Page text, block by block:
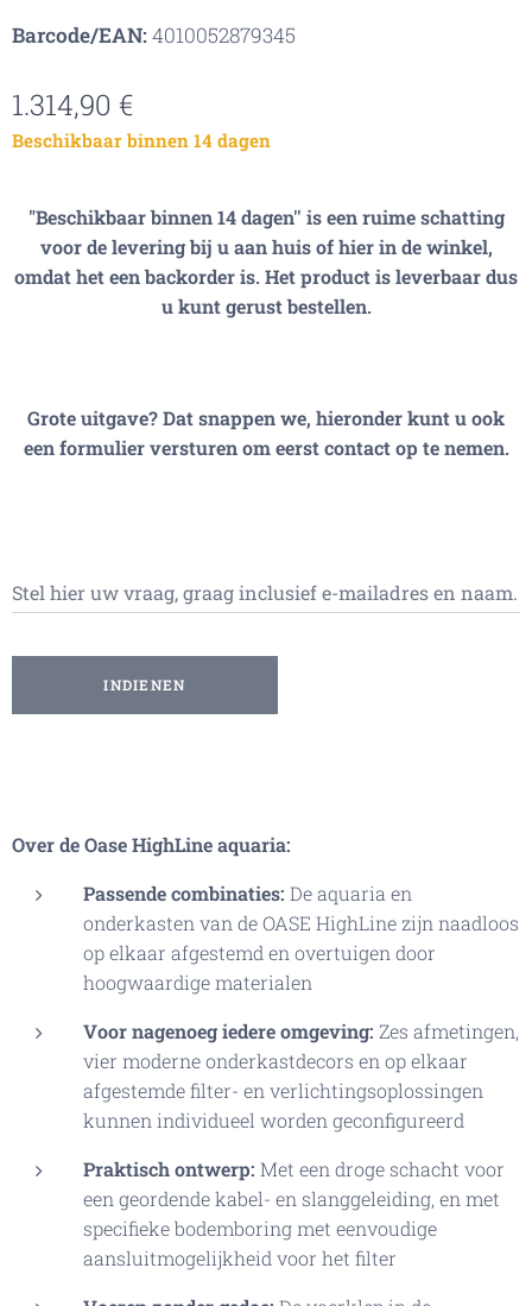
Barcode/EAN:4010052879345
1.314,90 €
Beschikbaar binnen 14 dagen
"Beschikbaar binnen 14 dagen'' is een ruime schatting
voor de levering bij u aan huis of hier in de winkel,
omdat het een backorder is. Het product is leverbaar dus
u kunt gerust bestellen.
Grote uitgave? Dat snappen we, hieronder kunt u ook
een formulier versturen om eerst contact op te nemen.
Stel hier uw vraag, graag inclusief e-mailadres en naam.
INDIENEN
Over de OaseHighLineaquaria:
Passende combinaties: De aquaria en
onderkasten van de OASE HighLine zijn naadloos
op elkaar afgestemd en overtuigen door
hoogwaardige materialen
Voor nagenoeg iedere omgeving: Zes afmetingen,
vier moderne onderkastdecors en op elkaar
afgestemde filter- en verlichtingsoplossingen
kunnen individueel worden geconfigureerd
Praktisch ontwerp: Met een droge schacht voor
een geordende kabel- en slanggeleiding, en met
specifieke bodemboring met eenvoudige
aansluitmogelijkheid voor het filter